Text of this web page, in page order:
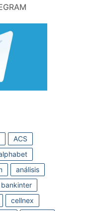
ACS
análisis
bankinter
cellnex